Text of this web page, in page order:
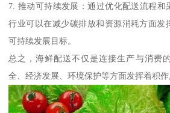
7. 推动可持续发展：通过优化配送流程和
行业可以在减少碳排放和资源消耗方面发
可持续发展目标。
总之，海鲜配送不仅是连接生产与消费
全、经济发展、环境保护等方面发挥着积作